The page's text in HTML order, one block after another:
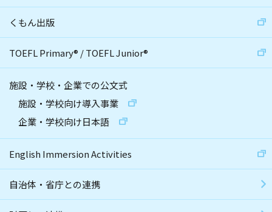
くもん出版
TOEFL Primary® /TOEFL Junior®
施設・学校・企業での公文式
施設・学校向け導入事業
企業・学校向け日本語
English Immersion Activities
自治体・省庁との連携